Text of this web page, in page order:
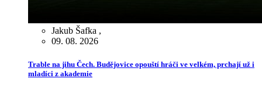
Jakub Šafka ,
09. 08. 2026
Trable na jihu Čech. Budějovice opouští hráči ve velkém, prchají už i
mladíci z akademie